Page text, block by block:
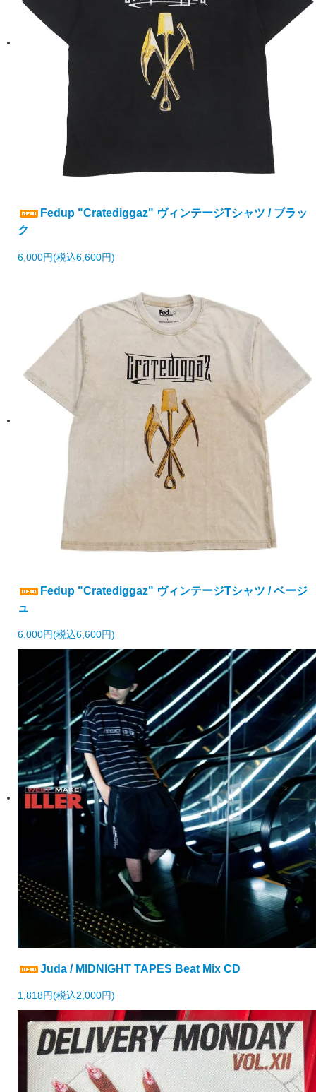
Fedup "Cratediggaz" ヴィンテージTシャツ / ブラッ
ク
6,000円(税込6,600円)
Fedup "Cratediggaz" ヴィンテージTシャツ / ベージ
ュ
6,000円(税込6,600円)
Juda / MIDNIGHT TAPES Beat Mix CD
1,818円(税込2,000円)